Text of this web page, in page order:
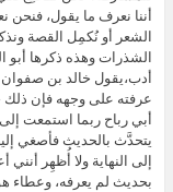
أننا نعرف ما يقول،
الشعر أو نُكمِل القصة
الشذرات وهذه ذكرها أبو
أدب،يقول خالد بن
عرفته على وجهه فإن ذلك
أبي رباح ربما استمعت
يتحدَّث بالحديث فأصغي
إلى النهاية ولا أُظهِر
بحديث لم يعرفه، وعطاء